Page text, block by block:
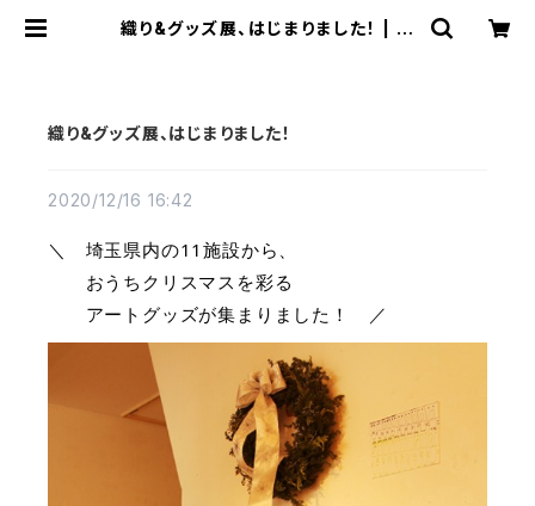
織り&グッズ展、はじまりました！ | 工
織り&グッズ展、はじまりました！
2020/12/16 16:42
＼　埼玉県内の11施設から、
おうちクリスマスを彩る
アートグッズが集まりました！　／